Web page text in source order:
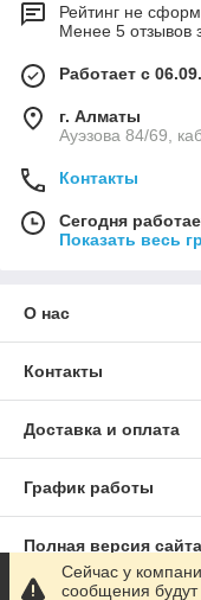
Рейтинг не
Менее 5 отзывов
Работает с
г. Алматы
Ауэзова 84/69,
Контакты
Сегодня
Показать весь
О нас
Контакты
Доставка и оплата
График работы
Полная версия сайта
Сейчас у
сообщения